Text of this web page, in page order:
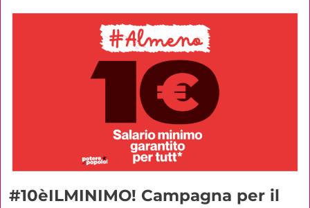
#10èILMINIMO! Campagna per il